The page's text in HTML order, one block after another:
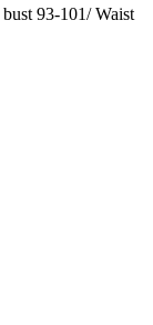
93-101/ Waist